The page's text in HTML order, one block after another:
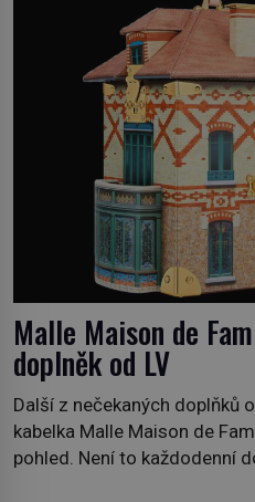
pobřežní oblasti. […]
Malle Maison de
doplněk od LV
Další z nečekaných doplňků
kabelka Malle Maison de
pohled. Není to každodenní